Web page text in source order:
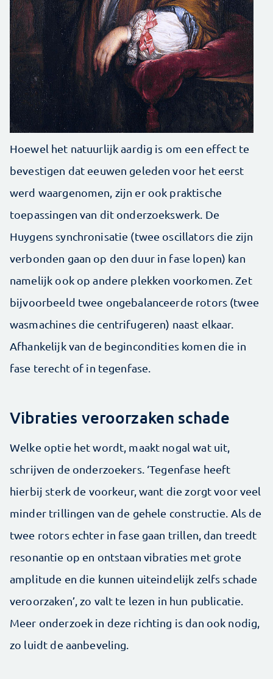
Hoewel het natuurlijk aardig is om een effect te
bevestigen dat eeuwen geleden voor het eerst
werd waargenomen, zijn er ook praktische
toepassingen van dit onderzoekswerk. De
Huygens synchronisatie (twee oscillators die zijn
verbonden gaan op den duur in fase lopen) kan
namelijk ook op andere plekken voorkomen. Zet
bijvoorbeeld twee ongebalanceerde rotors (twee
wasmachines die centrifugeren) naast elkaar.
Afhankelijk van de begincondities komen die in
fase terecht of in tegenfase.
Vibraties veroorzaken schade
Welke optie het wordt, maakt nogal wat uit,
schrijven de onderzoekers. ‘Tegenfase heeft
hierbij sterk de voorkeur, want die zorgt voor veel
minder trillingen van de gehele constructie. Als de
twee rotors echter in fase gaan trillen, dan treedt
resonantie op en ontstaan vibraties met grote
amplitude en die kunnen uiteindelijk zelfs schade
veroorzaken’, zo valt te lezen in hun publicatie.
Meer onderzoek in deze richting is dan ook nodig,
zo luidt de aanbeveling.